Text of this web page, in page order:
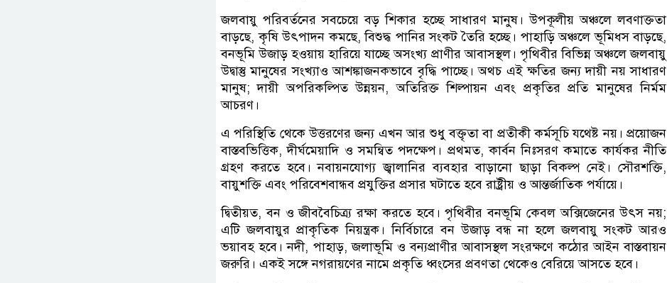
জলবায়ু পরিবর্তনের সবচেয়ে বড় শিকার হচ্ছে সাধারণ মানুষ। উপকূলীয় অঞ্চলে লবণাক্ততা
বাড়ছে, কৃষি উৎপাদন কমছে, বিশুদ্ধ পানির সংকট তৈরি হচ্ছে। পাহাড়ি অঞ্চলে ভূমিধস বাড়ছে,
বনভূমি উজাড় হওয়ায় হারিয়ে যাচ্ছে অসংখ্য প্রাণীর আবাসস্থল। পৃথিবীর বিভিন্ন অঞ্চলে জলবায়ু
উদ্বাস্তু মানুষের সংখ্যাও আশঙ্কাজনকভাবে বৃদ্ধি পাচ্ছে। অথচ এই ক্ষতির জন্য দায়ী নয় সাধারণ
মানুষ; দায়ী অপরিকল্পিত উন্নয়ন, অতিরিক্ত শিল্পায়ন এবং প্রকৃতির প্রতি মানুষের নির্মম
আচরণ।
এ পরিস্থিতি থেকে উত্তরণের জন্য এখন আর শুধু বক্তৃতা বা প্রতীকী কর্মসূচি যথেষ্ট নয়। প্রয়োজন
বাস্তবভিত্তিক, দীর্ঘমেয়াদি ও সমন্বিত পদক্ষেপ। প্রথমত, কার্বন নিঃসরণ কমাতে কার্যকর নীতি
গ্রহণ করতে হবে। নবায়নযোগ্য জ্বালানির ব্যবহার বাড়ানো ছাড়া বিকল্প নেই। সৌরশক্তি,
বায়ুশক্তি এবং পরিবেশবান্ধব প্রযুক্তির প্রসার ঘটাতে হবে রাষ্ট্রীয় ও আন্তর্জাতিক পর্যায়ে।
দ্বিতীয়ত, বন ও জীববৈচিত্র্য রক্ষা করতে হবে। পৃথিবীর বনভূমি কেবল অক্সিজেনের উৎস নয়;
এটি জলবায়ুর প্রাকৃতিক নিয়ন্ত্রক। নির্বিচারে বন উজাড় বন্ধ না হলে জলবায়ু সংকট আরও
ভয়াবহ হবে। নদী, পাহাড়, জলাভূমি ও বন্যপ্রাণীর আবাসস্থল সংরক্ষণে কঠোর আইন বাস্তবায়ন
জরুরি। একই সঙ্গে নগরায়ণের নামে প্রকৃতি ধ্বংসের প্রবণতা থেকেও বেরিয়ে আসতে হবে।